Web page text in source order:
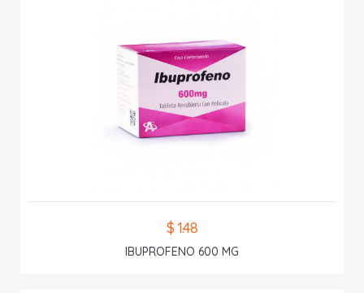
$ 1.48
IBUPROFENO 600 MG